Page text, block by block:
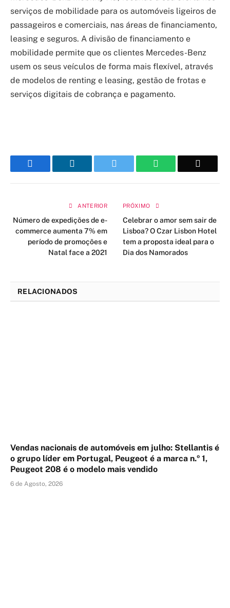
serviços de mobilidade para os automóveis ligeiros de
passageiros e comerciais, nas áreas de financiamento,
leasing e seguros. A divisão de financiamento e
mobilidade permite que os clientes Mercedes-Benz
usem os seus veículos de forma mais flexível, através
de modelos de renting e leasing, gestão de frotas e
serviços digitais de cobrança e pagamento.
WhatsApp
ANTERIOR
Número de expedições de e-
commerce aumenta 7% em
período de promoções e
Natal face a 2021
PRÓXIMO
Celebrar o amor sem sair de
Lisboa? O Czar Lisbon Hotel
tem a proposta ideal para o
Dia dos Namorados
RELACIONADOS
Vendas nacionais de automóveis em julho: Stellantis é
o grupo líder em Portugal, Peugeot é a marca n.º 1,
Peugeot 208 é o modelo mais vendido
6 de Agosto, 2026